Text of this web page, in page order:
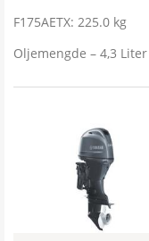
F175AETX: 225.0 kg
Oljemengde – 4,3 Liter